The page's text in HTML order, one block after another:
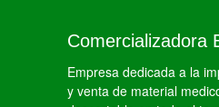
Comercializadora
Empresa dedicada a la
y venta de material